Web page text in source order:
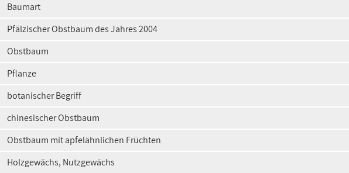
Baumart
Pfälzischer Obstbaum des Jahres 2004
Obstbaum
Pflanze
botanischer Begriff
chinesischer Obstbaum
Obstbaum mit apfelähnlichen Früchten
Holzgewächs, Nutzgewächs